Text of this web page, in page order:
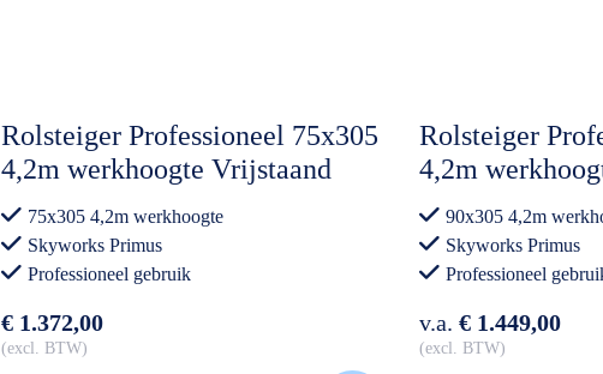
Rolsteiger Professioneel 75x305
4,2m werkhoogte Vrijstaand
75x305 4,2m werkhoogte
Skyworks Primus
Professioneel gebruik
€ 1.372,00
excl. BTW
Rolsteiger
4,2m
90x305 4,2m
Skyworks Primus
Professioneel
v.a. € 1.449,00
excl. BTW